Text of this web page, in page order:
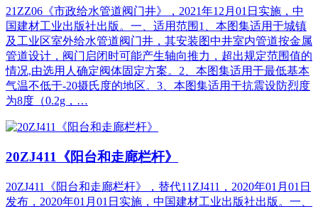
21ZZ06《市政给水管道阀门井》，2021年12月01日实施，中
国建材工业出版社出版。一、适用范围1、本图集适用于城镇
及工业区室外给水管道阀门井，其安装图中井室内管道按金属
管道设计，阀门启闭时可能产生轴向推力，超出规定范围值的
情况,由选用人确定阀体固定方案。2、本图集适用于最低基本
气温不低于-20摄氏度的地区。3、本图集适用于抗震设防烈度
为8度（0.2g，…
20ZJ411《阳台和走廊栏杆》
20ZJ411《阳台和走廊栏杆》，替代11ZJ411，2020年01月01日
发布，2020年01月01日实施，中国建材工业出版社出版。一、